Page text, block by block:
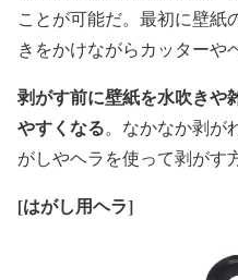
ことが可能だ。最初に壁紙
きをかけながらカッターや
剥がす前に壁紙を水吹きや
やすくなる。 なかなか剥が
がしやヘラを使って剥がす
[はがし用ヘラ]